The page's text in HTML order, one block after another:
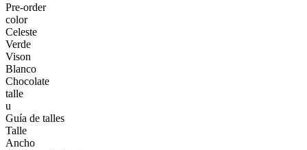
Pre-order
color
Celeste
Verde
Vison
Blanco
Chocolate
talle
u
Guía de talles
Talle
Ancho